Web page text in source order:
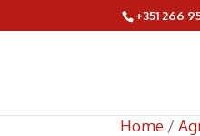
+351 266
Home /